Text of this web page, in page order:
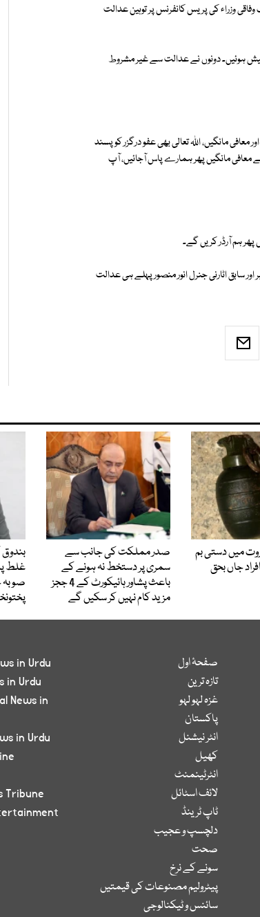
وزراء کی پریس کانفرنس پر توہین عدالت
ہوئیں۔ دونوں نے عدالت سے غیر مشروط
مانگیں، اللہ تعالی بھی عفو درگزر کو پسند
معافی مانگیں پھر ہمارے پاس آجائیں، آپ
ہم آرڈر کریں گے۔
سابق اٹارنی جنرل انور منصور پہلے ہی عدالت
میں دستی بم
صدر مملکت کی جانب سے
سمری پر دستخط نہ ہونے کے
باعث پشاور ہائیکورٹ کے 4 ججز
مزید کام نہیں کر سکیں گے
بندوق
غلط
صوبہ
صفحۂ اول
تازہ ترین
غزہ لہو لہو
پاکستان
انٹر نیشنل
کھیل
انٹرٹینمنٹ
لائف اسٹائل
ٹاپ ٹرینڈ
دلچسپ و عجیب
صحت
سونے کے نرخ
پیٹرولیم مصنوعات کی قیمتیں
سائنس و ٹیکنالوجی
in Urdu
in Urdu
News in
in Urdu
Tribune